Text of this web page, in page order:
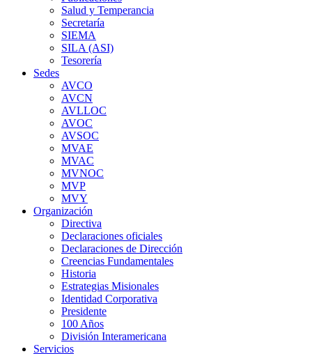
Salud y Temperancia
Secretaría
SIEMA
SILA (ASI)
Tesorería
Sedes
AVCO
AVCN
AVLLOC
AVOC
AVSOC
MVAE
MVAC
MVNOC
MVP
MVY
Organización
Directiva
Declaraciones oficiales
Declaraciones de Dirección
Creencias Fundamentales
Historia
Estrategias Misionales
Identidad Corporativa
Presidente
100 Años
División Interamericana
Servicios